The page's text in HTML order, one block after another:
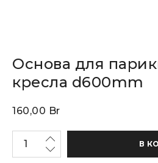
Основа для
кресла d600mm
160,00 Br
В